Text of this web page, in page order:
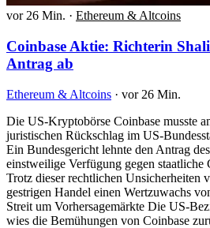
vor 26 Min. · Ethereum & Altcoins
Coinbase Aktie: Richterin
Antrag ab
Ethereum & Altcoins · vor 26 Min.
Die US-Kryptobörse Coinbase musste
juristischen Rückschlag im US-
Ein Bundesgericht lehnte den Antrag
einstweilige Verfügung gegen staatliche
Trotz dieser rechtlichen Unsicherheiten
gestrigen Handel einen Wertzuwachs
Streit um Vorhersagemärkte Die US-
wies die Bemühungen von Coinbase